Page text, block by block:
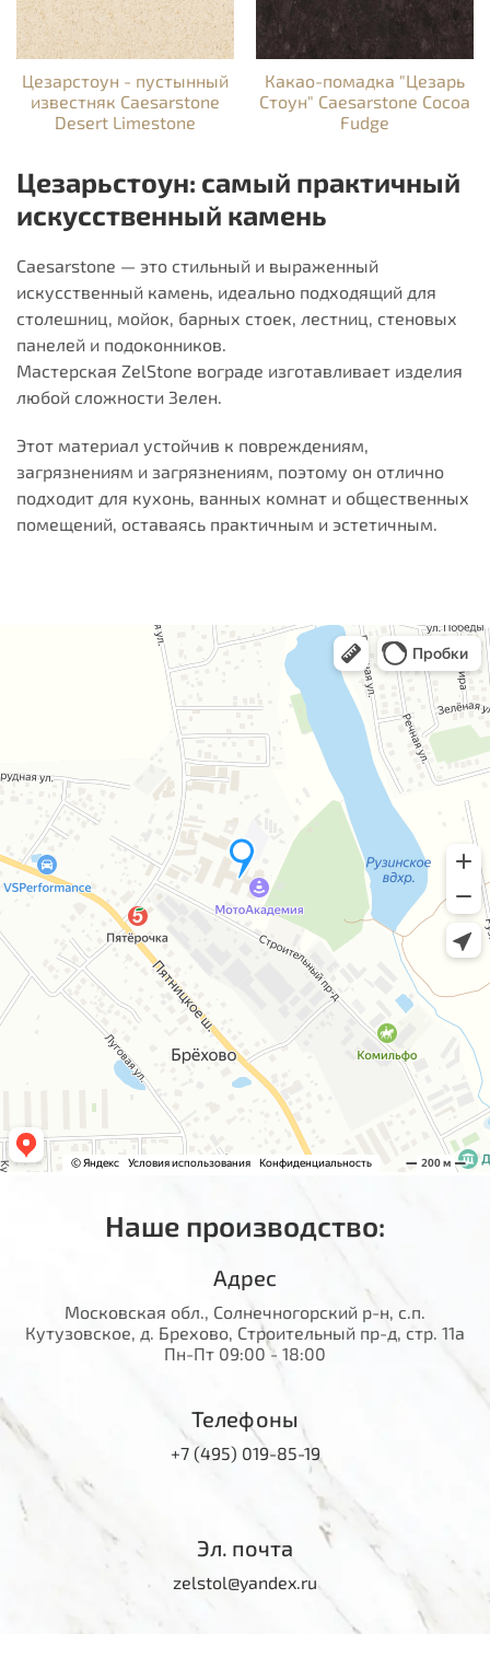
Цезарстоун - пустынный
известняк Caesarstone
Desert Limestone
Какао-помадка "Цезарь
Стоун" Caesarstone Cocoa
Fudge
Цезарьстоун: самый практичный
искусственный камень
Caesarstone — это стильный и выраженный
искусственный камень, идеально подходящий для
столешниц, мойок, барных стоек, лестниц, стеновых
панелей и подоконников.
Мастерская ZelStone вограде изготавливает изделия
любой сложности Зелен.
Этот материал устойчив к повреждениям,
загрязнениям и загрязнениям, поэтому он отлично
подходит для кухонь, ванных комнат и общественных
помещений, оставаясь практичным и эстетичным.
Наше производство:
Адрес
Московская обл., Солнечногорский р-н, с.п.
Кутузовское, д. Брехово, Строительный пр-д, стр. 11а
Пн-Пт 09:00 - 18:00
Телефоны
+7 (495) 019-85-19
Эл. почта
zelstol@yandex.ru